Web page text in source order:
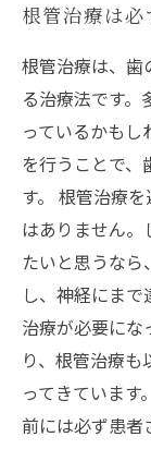
根管治療は
根管治療は、歯
る治療法です
っているかもし
を行うことで、
す。 根管治療
はありません
たいと思うな
し、神経にま
治療が必要にな
り、根管治療
ってきています
前には必ず患者